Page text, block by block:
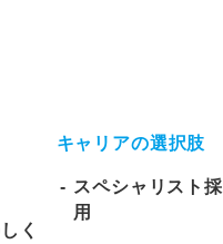
く
キャリアの選択肢
スペシャリスト採
用